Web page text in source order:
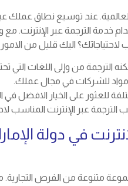
عند توسيع نطاق عملك عبر
خدمة الترجمة عبر الإنترنت. مع
اليك قليل من الامور
الترجمة من وإلى اللغات التي
مواد للشركات في مجال عملك.
للعثور على الخيار الافضل في
عبر الإنترنت المناسب
في دولة
متنوعة من الفرص